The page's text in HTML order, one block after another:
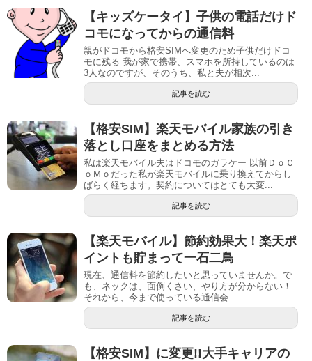
【キッズケータイ】子供の電話だけド
コモになってからの通信料
親がドコモから格安SIMへ変更のため子供だけドコ
モに残る 我が家で携帯、スマホを所持しているのは
3人なのですが、そのうち、私と夫が相次...
記事を読む
【格安SIM】楽天モバイル家族の引き
落とし口座をまとめる方法
私は楽天モバイル夫はドコモのガラケー 以前ＤｏＣ
ｏＭｏだった私が楽天モバイルに乗り換えてからし
ばらく経ちます。契約についてはとても大変...
記事を読む
【楽天モバイル】節約効果大！楽天ポ
イントも貯まって一石二鳥
現在、通信料を節約したいと思っていませんか。で
も、ネックは、面倒くさい、やり方が分からない！
それから、今まで使っている通信会...
記事を読む
【格安SIM】に変更!!大手キャリアの